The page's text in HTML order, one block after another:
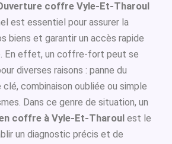
coffre Vyle-Et-Tharoul
est essentiel pour assurer la
biens et garantir un accès rapide
En effet, un coffre-fort peut se
diverses raisons : panne du
combinaison oubliée ou simple
Dans ce genre de situation, un
coffre à Vyle-Et-Tharoul est le
un diagnostic précis et de